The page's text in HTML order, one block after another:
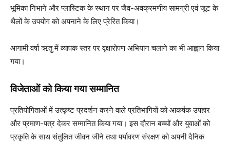
भूमिका निभाने और प्लास्टिक के स्थान पर जैव-अवक्रमणीय सामग्री एवं जूट के
थैलों के उपयोग को अपनाने के लिए प्रेरित किया।
आगामी वर्षा ऋतु में व्यापक स्तर पर वृक्षारोपण अभियान चलाने का भी आह्वान किया
गया।
विजेताओं को किया गया सम्मानित
प्रतियोगिताओं में उत्कृष्ट प्रदर्शन करने वाले प्रतिभागियों को आकर्षक उपहार
और प्रमाण-पत्र देकर सम्मानित किया गया। इस दौरान बच्चों और युवाओं को
प्रकृति के साथ संतुलित जीवन जीने तथा पर्यावरण संरक्षण को अपनी दैनिक